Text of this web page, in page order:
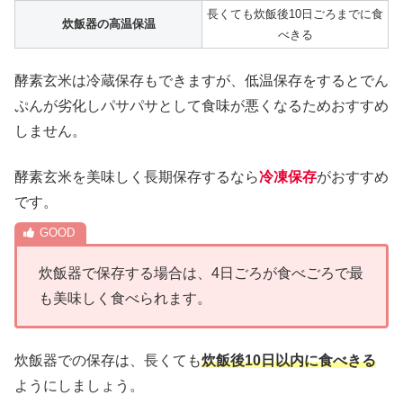
炊飯器の高温保温
長くても炊飯後10日ごろまでに食
べきる
酵素玄米は冷蔵保存もできますが、低温保存をするとでん
ぷんが劣化しパサパサとして食味が悪くなるためおすすめ
しません。
酵素玄米を美味しく長期保存するなら冷凍保存がおすすめ
です。
炊飯器で保存する場合は、4日ごろが食べごろで最
も美味しく食べられます。
炊飯器での保存は、長くても炊飯後10日以内に食べきる
ようにしましょう。